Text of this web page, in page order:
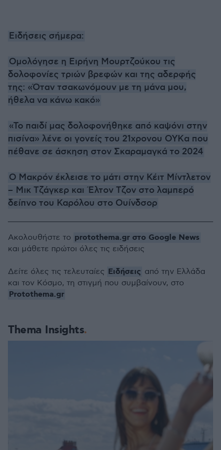
Ειδήσεις σήμερα:
Ομολόγησε η Ειρήνη Μουρτζούκου τις
δολοφονίες τριών βρεφών και της αδερφής
της: «Όταν τσακωνόμουν με τη μάνα μου,
ήθελα να κάνω κακό»
«Το παιδί μας δολοφονήθηκε από καψόνι στην
πισίνα» λένε οι γονείς του 21χρονου OYKα που
πέθανε σε άσκηση στον Σκαραμαγκά το 2024
Ο Μακρόν έκλεισε το μάτι στην Κέιτ Μίντλετον
– Μικ Τζάγκερ και Έλτον Τζον στο λαμπερό
δείπνο του Καρόλου στο Ουίνδσορ
Thema Insights
Ακολουθήστε το protothema.gr στο Google News
και μάθετε πρώτοι όλες τις ειδήσεις
Δείτε όλες τις τελευταίες Ειδήσεις από την Ελλάδα
και τον Κόσμο, τη στιγμή που συμβαίνουν, στο
Protothema.gr